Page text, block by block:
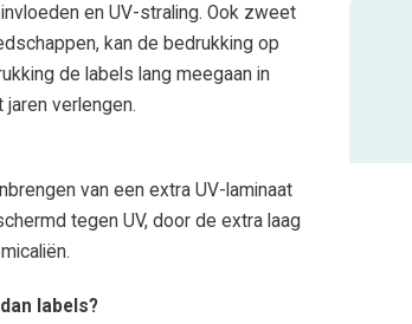
en UV-straling. Ook zweet
kan de bedrukking op
de labels lang meegaan in
verlengen.
van een extra UV-laminaat
tegen UV, door de extra laag
labels?